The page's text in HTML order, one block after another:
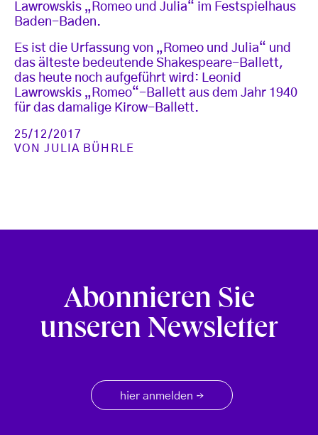
Lawrowskis „Romeo und Julia“ im Festspielhaus
Baden-Baden.
Es ist die Urfassung von „Romeo und Julia“ und
das älteste bedeutende Shakespeare-Ballett,
das heute noch aufgeführt wird: Leonid
Lawrowskis „Romeo“-Ballett aus dem Jahr 1940
für das damalige Kirow-Ballett.
25/12/2017
VONJULIA BÜHRLE
Abonnieren Sie
unseren Newsletter
hier anmelden →